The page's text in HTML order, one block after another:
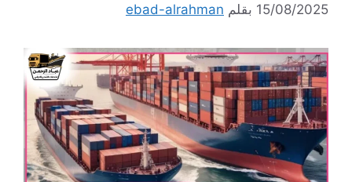
15/08/2025 بقلم ebad-alrahman